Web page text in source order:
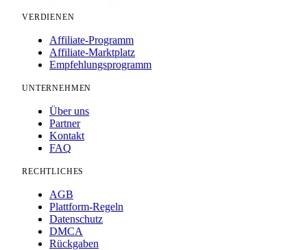
VERDIENEN
Affiliate-Programm
Affiliate-Marktplatz
Empfehlungsprogramm
UNTERNEHMEN
Über uns
Partner
Kontakt
FAQ
RECHTLICHES
AGB
Plattform-Regeln
Datenschutz
DMCA
Rückgaben